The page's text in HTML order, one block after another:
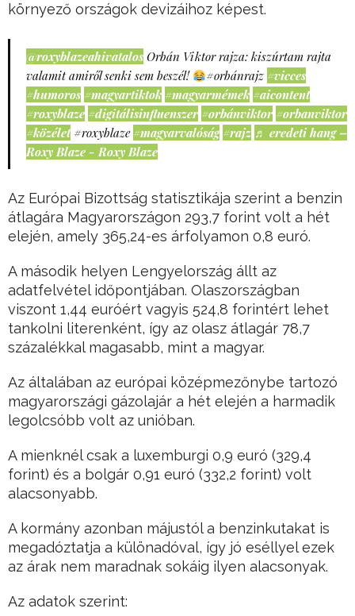
környező országok devizáihoz képest.
@roxyblazeahivatalos Orbán Viktor rajza: kiszúrtam rajta
valamit amiről senki sem beszél!
#orbánrajz #vicces
#humoros #magyartiktok #magyarmémek #aicontent
#roxyblaze #digitálisinfluenszer #orbánviktor #orbanviktor
#közélet #roxyblaze #magyarvalóság #rajz ♬ eredeti hang –
Roxy Blaze - Roxy Blaze
Az Európai Bizottság statisztikája szerint a benzin
átlagára Magyarországon 293,7 forint volt a hét
elején, amely 365,24-es árfolyamon 0,8 euró.
A második helyen Lengyelország állt az
adatfelvétel időpontjában. Olaszországban
viszont 1,44 euróért vagyis 524,8 forintért lehet
tankolni literenként, így az olasz átlagár 78,7
százalékkal magasabb, mint a magyar.
Az általában az európai középmezőnybe tartozó
magyarországi gázolajár a hét elején a harmadik
legolcsóbb volt az unióban.
A mienknél csak a luxemburgi 0,9 euró (329,4
forint) és a bolgár 0,91 euró (332,2 forint) volt
alacsonyabb.
A kormány azonban májustól a benzinkutakat is
megadóztatja a különadóval, így jó eséllyel ezek
az árak nem maradnak sokáig ilyen alacsonyak.
Az adatok szerint: